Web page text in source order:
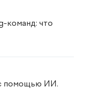
команд: что
помощью ИИ.